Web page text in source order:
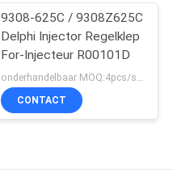
9308-625C / 9308Z625C
Delphi Injector Regelklep
For-Injecteur R00101D
CONTACT